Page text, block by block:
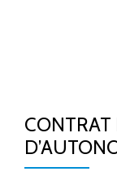
CONTRAT